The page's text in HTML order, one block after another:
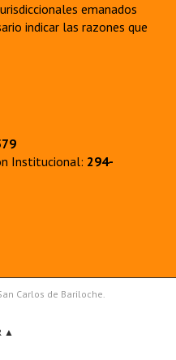
emanados
indicar las razones que
Institucional: 294-
Carlos de Bariloche.
▲